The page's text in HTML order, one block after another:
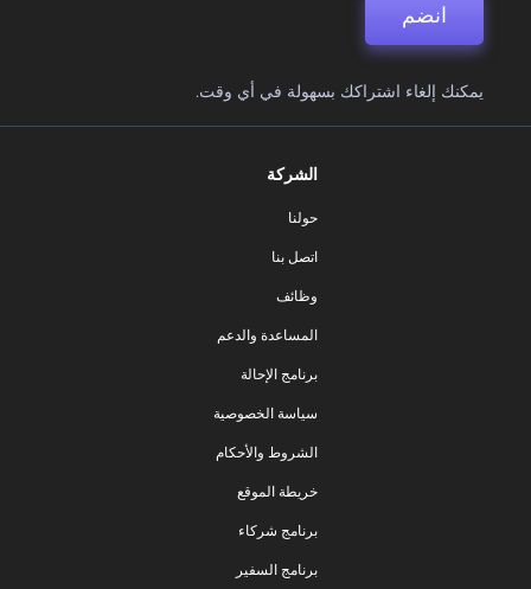
انضم
يمكنك إلغاء اشتراكك بسهولة في أي وقت.
الشركة
حولنا
اتصل بنا
وظائف
المساعدة والدعم
برنامج الإحالة
سياسة الخصوصية
الشروط والأحكام
خريطة الموقع
برنامج شركاء
برنامج السفير